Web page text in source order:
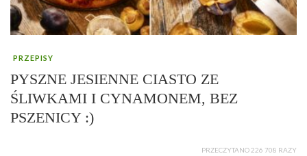
PRZEPISY
PYSZNE JESIENNE CIASTO ZE
ŚLIWKAMI I CYNAMONEM, BEZ
PSZENICY :)
PRZECZYTANO 226 708 RAZY